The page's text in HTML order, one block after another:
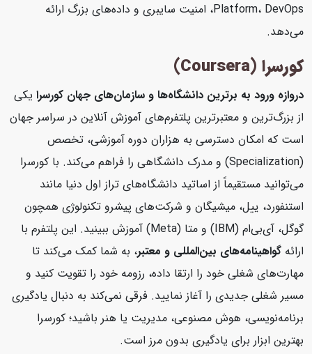
Platform، DevOps، امنیت سایبری و داده‌های بزرگ ارائه
می‌دهد.
کورسرا (Coursera)
دروازه ورود به برترین دانشگاه‌ها و سازمان‌های جهان کورسرایکی
از بزرگ‌ترین و معتبرترین پلتفرم‌های آموزش آنلاین در سراسر جهان
است که امکان دسترسی به هزاران دوره آموزشی، تخصص
(Specialization) و مدرک دانشگاهی را فراهم می‌کند. با کورسرا
می‌توانید مستقیماً از اساتید دانشگاه‌های تراز اول دنیا مانند
استنفورد، ییل، میشیگان و شرکت‌های پیشرو تکنولوژی همچون
گوگل، آی‌بی‌ام (IBM) و متا (Meta) آموزش ببینید. این پلتفرم با
ارائهگواهینامه‌های بین‌المللی و معتبر، به شما کمک می‌کند تا
مهارت‌های شغلی خود را ارتقا داده، رزومه خود را تقویت کنید و
مسیر شغلی جدیدی را آغاز نمایید. فرقی نمی‌کند به دنبال یادگیری
برنامه‌نویسی، هوش مصنوعی، مدیریت یا هنر باشید؛ کورسرا
بهترین ابزار برای یادگیری بدون مرز است.